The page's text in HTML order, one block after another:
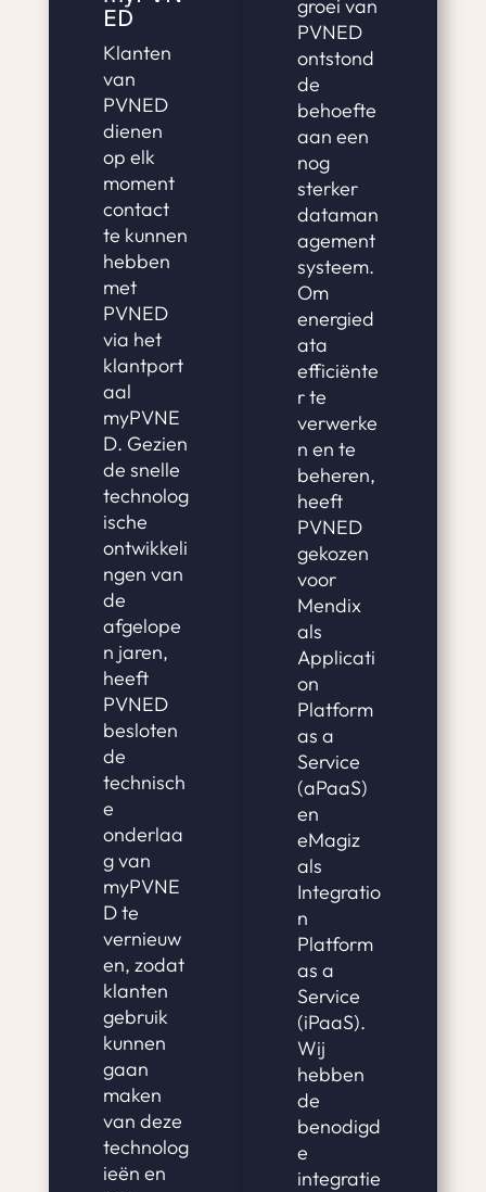
ED
Klanten
van
PVNED
dienen
op elk
moment
contact
te kunnen
hebben
met
PVNED
via het
klantport
aal
myPVNE
D. Gezien
de snelle
technolog
ische
ontwikkeli
ngen van
de
afgelope
n jaren,
heeft
PVNED
besloten
de
technisch
e
onderlaa
g van
myPVNE
D te
vernieuw
en, zodat
klanten
gebruik
kunnen
gaan
maken
van deze
technolog
ieën en
groei van
PVNED
ontstond
de
behoefte
aan een
nog
sterker
dataman
agement
systeem.
Om
energied
ata
efficiënte
r te
verwerke
n en te
beheren,
heeft
PVNED
gekozen
voor
Mendix
als
Applicati
on
Platform
as a
Service
(aPaaS)
en
eMagiz
als
Integratio
n
Platform
as a
Service
(iPaaS).
Wij
hebben
de
benodigd
e
integratie